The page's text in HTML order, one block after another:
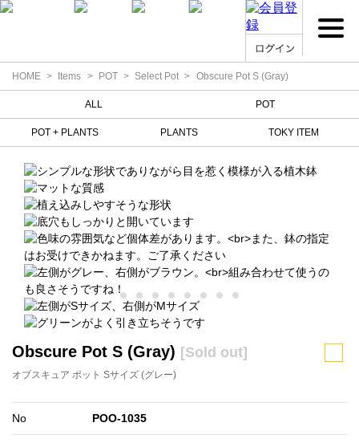
HOME Items POT Select Pot Obscure Pot S (Gray)
ALL POT
POT + PLANTS PLANTS TOKY ITEM
Obscure Pot S (Gray) [Sold out]
オブスキュア ポット Sサイズ (グレー)
No POO-1035